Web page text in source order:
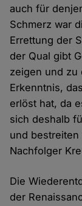
auch für
Schmerz war
Errettung der
der Qual gibt
zeigen und zu
Erkenntnis,
erlöst hat, da
sich deshalb
und
Nachfolger
Die
der